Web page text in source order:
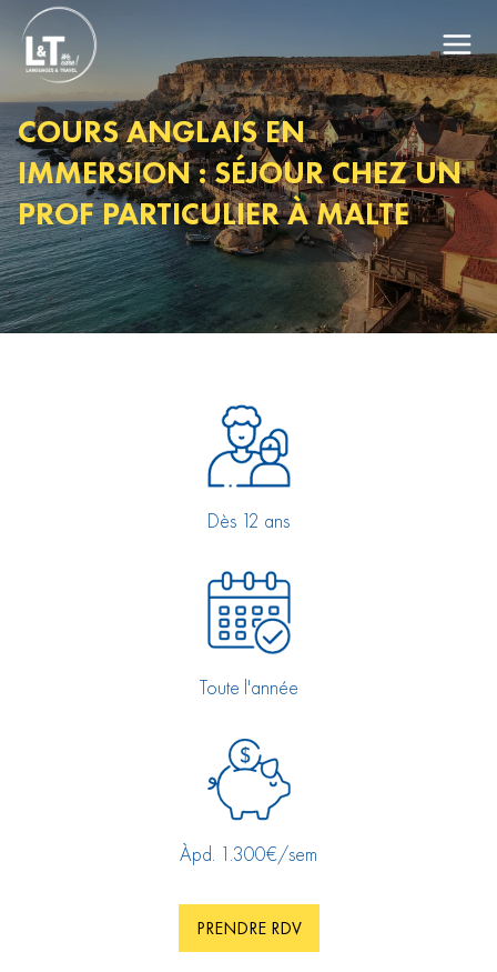
COURS ANGLAIS EN
IMMERSION : SÉJOUR CHEZ UN
PROF PARTICULIER À MALTE
Dès 12 ans
Toute l'année
Àpd. 1.300€/sem
PRENDRE RDV